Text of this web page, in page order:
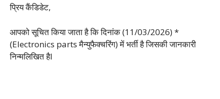
‌प्रिय कैंडिडेट,
आपको सूचित किया जाता है कि दिनांक (11/03/2026) *
(Electronics parts मैन्युफैक्चरिंग) में भर्ती है जिसकी जानकारी
निन्मलिखित हैI